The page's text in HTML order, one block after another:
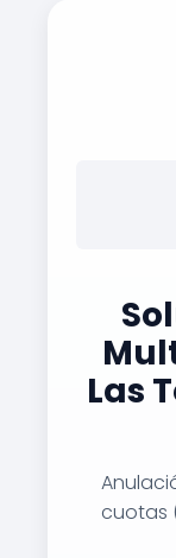
Las
cuotas